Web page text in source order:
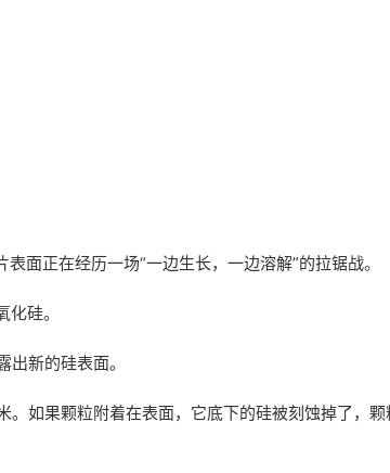
面正在经历一场“一边生长，一边溶解”的拉锯战。
硅。
新的硅表面。
如果颗粒附着在表面，它底下的硅被刻蚀掉了，颗